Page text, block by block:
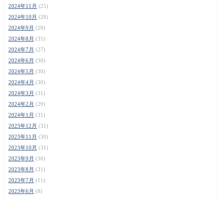
2024年11月 (25)
2024年10月 (28)
2024年9月 (28)
2024年8月 (31)
2024年7月 (27)
2024年6月 (30)
2024年5月 (30)
2024年4月 (30)
2024年3月 (31)
2024年2月 (29)
2024年1月 (31)
2023年12月 (31)
2023年11月 (30)
2023年10月 (31)
2023年9月 (30)
2023年8月 (31)
2023年7月 (11)
2023年6月 (8)